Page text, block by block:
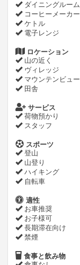
ダイニングルーム
コーヒーメーカー
ケトル
電子レンジ
ロケーション
山の近く
ヴィレッジ
マウンテンビュー
田舎
サービス
荷物預かり
スタッフ
スポーツ
登山
山登り
ハイキング
自転車
適性
お車推奨
お子様可
長期滞在向け
禁煙
食事と飲み物